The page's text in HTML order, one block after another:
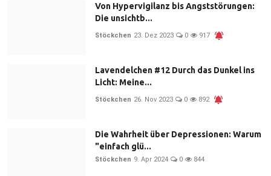
Von Hypervigilanz bis Angststörungen:
Die unsichtb...
Stöckchen 23. Dez 2023 0 917
Lavendelchen #12 Durch das Dunkel ins
Licht: Meine...
Stöckchen 26. Nov 2023 0 892
Die Wahrheit über Depressionen: Warum
"einfach glü...
Stöckchen 9. Apr 2024 0 844